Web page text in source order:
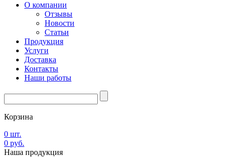
О компании
Отзывы
Новости
Статьи
Продукция
Услуги
Доставка
Контакты
Наши работы
Корзина
0 шт.
0 руб.
Наша продукция